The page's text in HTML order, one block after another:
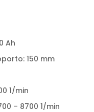
Ah
150 mm
1/min
– 8700 1/min